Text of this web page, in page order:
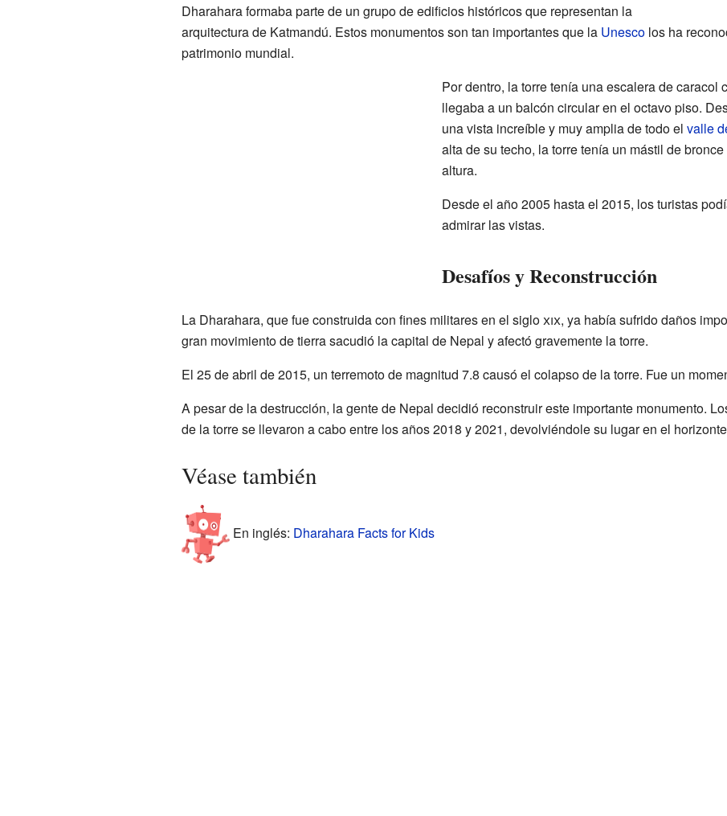
Dharahara formaba parte de un grupo de edificios históricos que representan la
arquitectura de Katmandú. Estos monumentos son tan importantes que la Unescolos ha
patrimonio mundial.
Por dentro, la torre tenía una escalera de caracol
llegaba a un balcón circular en el octavo piso.
una vista increíble y muy amplia de todo el valle
alta de su techo, la torre tenía un mástil de
altura.
Desde el año 2005 hasta el 2015, los turistas
admirar las vistas.
Desafíos y Reconstrucción
La Dharahara, que fue construida con fines militares en el sigloxix, ya había sufrido daños
gran movimiento de tierra sacudió la capital de Nepal y afectó gravemente la torre.
El 25 de abril de 2015, un terremoto de magnitud 7.8 causó el colapso de la torre. Fue un
A pesar de la destrucción, la gente de Nepal decidió reconstruir este importante monumento.
de la torre se llevaron a cabo entre los años 2018 y 2021, devolviéndole su lugar en el
Véase también
En inglés: Dharahara Facts for Kids